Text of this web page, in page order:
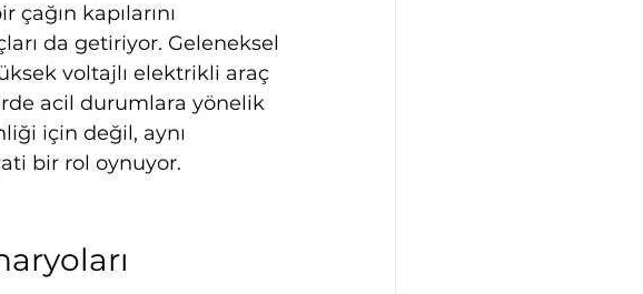
kapılarını
da getiriyor. Geleneksel
voltajlı elektrikli araç
acil durumlara yönelik
için değil, aynı
bir rol oynuyor.